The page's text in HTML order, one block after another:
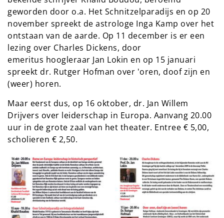
geworden door o.a. Het Schnitzelparadijs en op 20
november spreekt de astrologe Inga Kamp over het
ontstaan van de aarde. Op 11 december is er een
lezing over Charles Dickens, door
emeritus hoogleraar Jan Lokin en op 15 januari
spreekt dr. Rutger Hofman over 'oren, doof zijn en
(weer) horen.
Maar eerst dus, op 16 oktober, dr. Jan Willem
Drijvers over leiderschap in Europa. Aanvang 20.00
uur in de grote zaal van het theater. Entree € 5,00,
scholieren € 2,50.